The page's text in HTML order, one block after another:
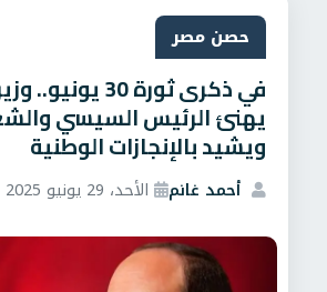
حصن مصر
في ذكرى ثورة 30
يهنئ الرئيس السيسي
ويشيد بالإنجازات الوطنية
أحمد غانم الأحد، 29 يونيو 2025 5:23 م